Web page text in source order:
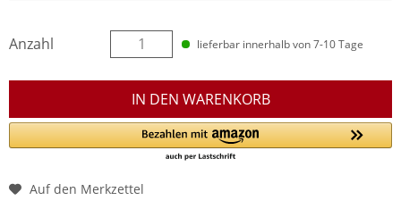
Anzahl lieferbar innerhalb von 7-10 Tage
IN DEN WARENKORB
Auf den Merkzettel